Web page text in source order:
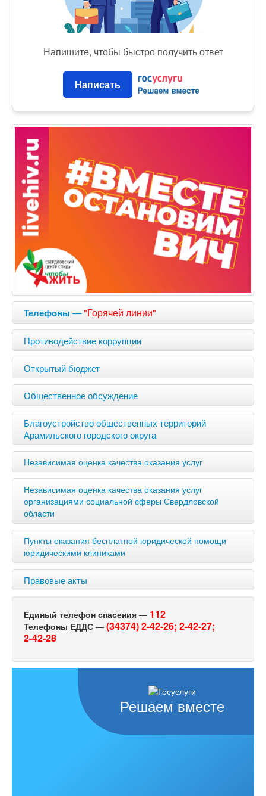
Напишите, чтобы быстро получить ответ
Написать
Телефоны —"Горячей линии"
Противодействие коррупции
Открытый бюджет
Общественное обсуждение
Благоустройство общественных территорий
Арамильского городского округа
Независимая оценка качества оказания услуг
Независимая оценка качества оказания услуг
организациями социальной сферы Свердловской
области
Пункты оказания бесплатной юридической помощи
юридическими клиниками
Правовые акты
Единый телефон спасения — 112
Телефоны ЕДДС — (34374) 2-42-26; 2-42-27;
2-42-28
Решаем вместе